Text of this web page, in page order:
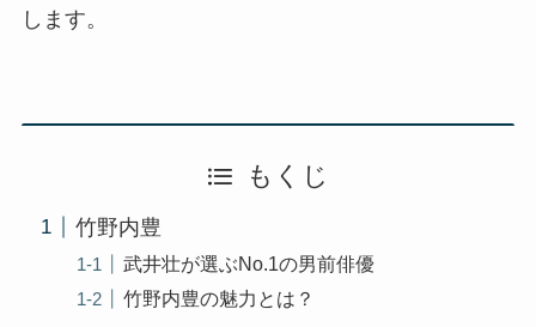
します。
もくじ
竹野内豊
武井壮が選ぶNo.1の男前俳優
竹野内豊の魅力とは？